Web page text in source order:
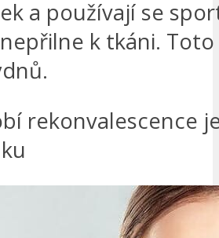
a používají se
k tkáni.
rekonvalescence